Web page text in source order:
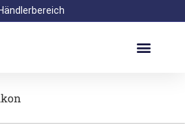
Händlerbereich